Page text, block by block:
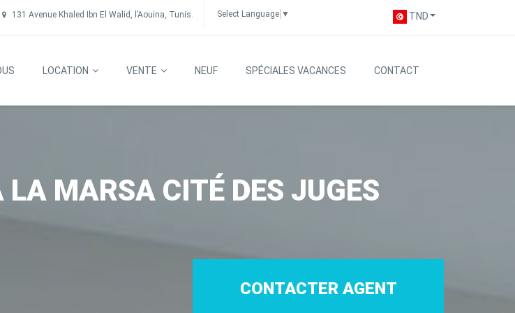
131 Avenue Khaled Ibn El Walid, l’Aouina, Tunis. Select Language ▼ TND
LOCATION VENTE NEUF SPÉCIALES VACANCES CONTACT
MARSA CITÉ DES JUGES
CONTACTER AGENT